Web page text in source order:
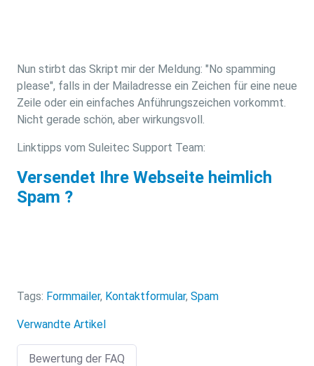
Nun stirbt das Skript mir der Meldung: "No spamming
please", falls in der Mailadresse ein Zeichen für eine neue
Zeile oder ein einfaches Anführungszeichen vorkommt.
Nicht gerade schön, aber wirkungsvoll.
Linktipps vom Suleitec Support Team:
Versendet Ihre Webseite heimlich
Spam ?
Tags: Formmailer, Kontaktformular, Spam
Verwandte Artikel
Bewertung der FAQ